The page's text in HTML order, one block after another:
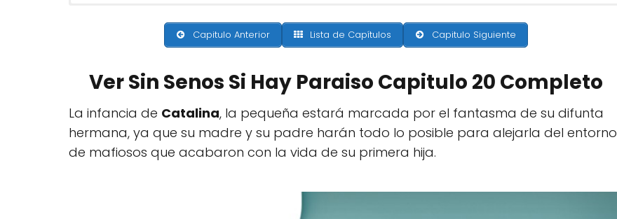
Capitulo Anterior Lista de Capítulos Capitulo Siguiente
Ver Sin Senos Si Hay Paraiso Capitulo 20 Completo
La infancia de Catalina, la pequeña estará marcada por el fantasma de su difunta
hermana, ya que su madre y su padre harán todo lo posible para alejarla del entorno
de mafiosos que acabaron con la vida de su primera hija.